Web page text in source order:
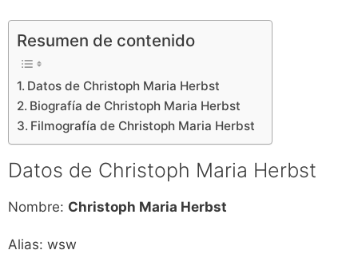
Resumen de contenido
Datos de Christoph Maria Herbst
Biografía de Christoph Maria Herbst
Filmografía de Christoph Maria Herbst
Datos de Christoph Maria Herbst
Nombre: Christoph Maria Herbst
Alias: wsw